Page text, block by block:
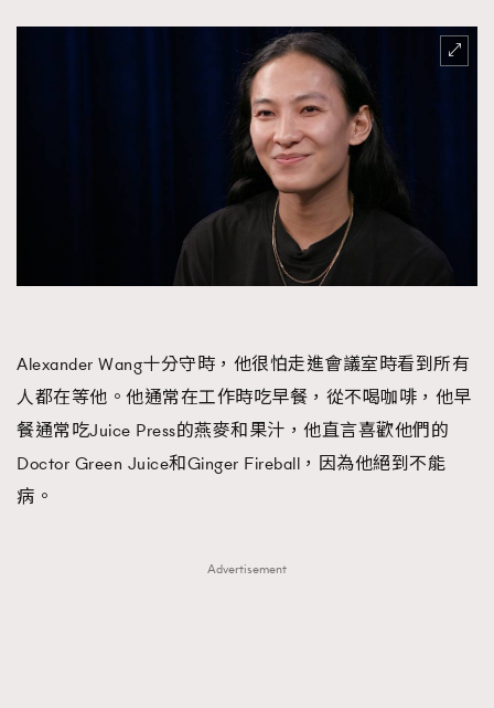
Alexander Wang十分守時，他很怕走進會議室時看到所有
人都在等他。他通常在工作時吃早餐，從不喝咖啡，他早
餐通常吃Juice Press的燕麥和果汁，他直言喜歡他們的
Doctor Green Juice和Ginger Fireball，因為他絕到不能
病。
Advertisement